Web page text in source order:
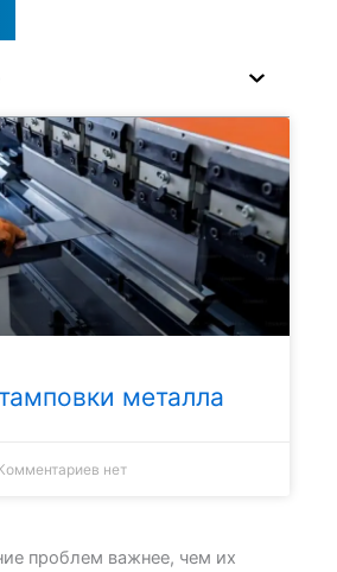
металла
нет
проблем важнее, чем их